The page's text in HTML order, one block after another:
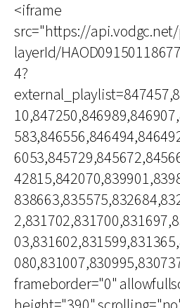
<iframe
src="https://
layerId/
4?
frameborder="0"